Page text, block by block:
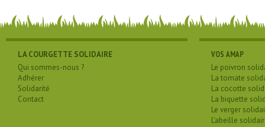
LA COURGETTE SOLIDAIRE
Qui sommes-nous ?
Adhérer
Solidarité
Contact
VOS AMAP
Le poivron
La tomate
La cocotte
La biquette
Le verger
L'abeille